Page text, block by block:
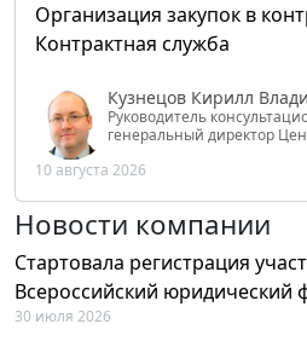
Организация закупок в
Контрактная служба
Кузнецов Кирилл
Руководитель
генеральный директор
РФ
10 августа 2026
Новости компании
Стартовала регистрация
Всероссийский юридический
30 июля 2026